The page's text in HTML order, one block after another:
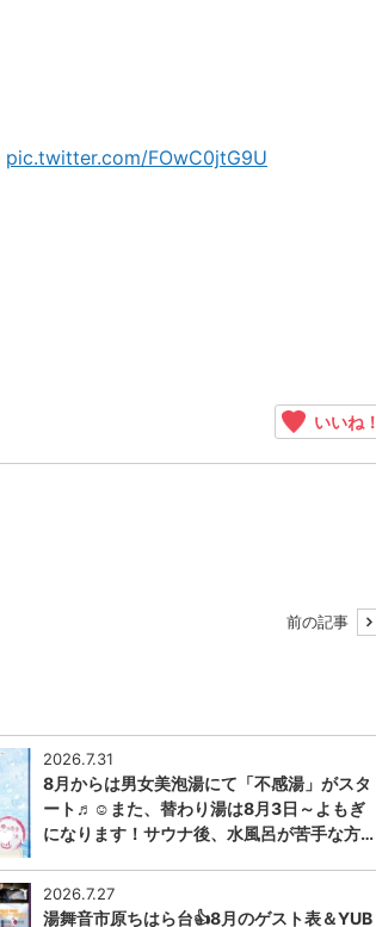
pic.twitter.com/FOwC0jtG9U
いいね！
前の記事
1
2026.7.31
8月からは男女美泡湯にて「不感湯」がスタ
ート♬☺また、替わり湯は8月3日～よもぎ
になります！サウナ後、水風呂が苦手な方…
2026.7.27
湯舞音市原ちはら台👍8月のゲスト表＆YUB